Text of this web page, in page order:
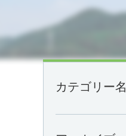
カテゴリー名